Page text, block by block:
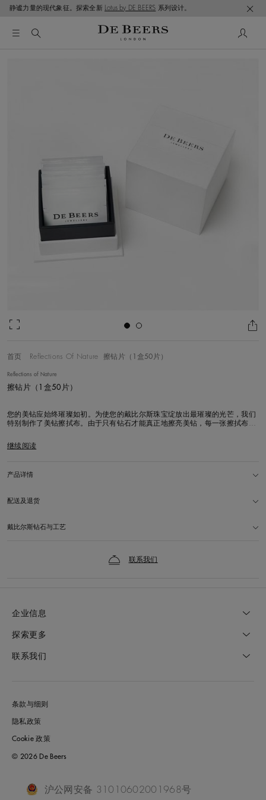
静谧力量的现代象征。探索全新 Lotus by DE BEERS 系列设计。
首页 Reflections Of Nature 擦钻片（1盒50片）
Reflections of Nature
擦钻片（1盒50片）
您的美钻应始终璀璨如初。为使您的戴比尔斯珠宝绽放出最璀璨的光芒，我们
特别制作了美钻擦拭布。由于只有钻石才能真正地擦亮美钻，每一张擦拭布包
好珠宝后使用擦钻布。打开包装后，请取出一次性擦钻布立即轻柔地擦拭钻
继续阅读
产品详情
配送及退货
戴比尔斯钻石与工艺
联系我们
企业信息
探索更多
联系我们
条款与细则
隐私政策
Cookie 政策
© 2026 De Beers
沪公网安备 31010602001968号